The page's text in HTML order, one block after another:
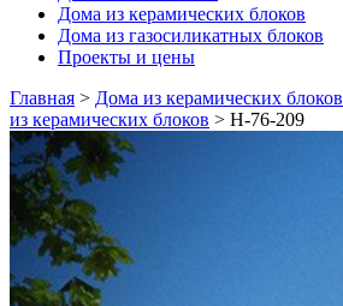
Дома из керамических блоков
Дома из газосиликатных блоков
Проекты и цены
Главная > Дома из керамических блоков
из керамических блоков > Н-76-209